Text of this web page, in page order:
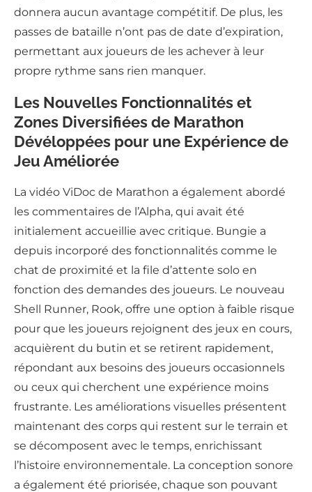
donnera aucun avantage compétitif. De plus, les
passes de bataille n’ont pas de date d’expiration,
permettant aux joueurs de les achever à leur
propre rythme sans rien manquer.
Les Nouvelles Fonctionnalités et
Zones Diversifiées de Marathon
Dévéloppées pour une Expérience de
Jeu Améliorée
La vidéo ViDoc de Marathon a également abordé
les commentaires de l’Alpha, qui avait été
initialement accueillie avec critique. Bungie a
depuis incorporé des fonctionnalités comme le
chat de proximité et la file d’attente solo en
fonction des demandes des joueurs. Le nouveau
Shell Runner, Rook, offre une option à faible risque
pour que les joueurs rejoignent des jeux en cours,
acquièrent du butin et se retirent rapidement,
répondant aux besoins des joueurs occasionnels
ou ceux qui cherchent une expérience moins
frustrante. Les améliorations visuelles présentent
maintenant des corps qui restent sur le terrain et
se décomposent avec le temps, enrichissant
l’histoire environnementale. La conception sonore
a également été priorisée, chaque son pouvant